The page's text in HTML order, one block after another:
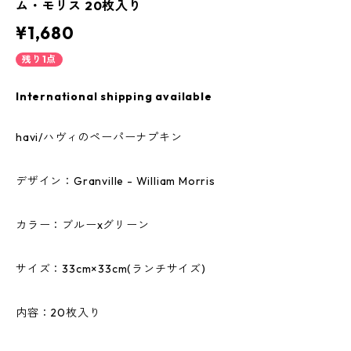
ム・モリス 20枚入り
¥1,680
残り1点
International shipping available
havi/ハヴィのペーパーナプキン
デザイン：Granville - William Morris
カラー：ブルーxグリーン
サイズ：33cm×33cm(ランチサイズ)
内容：20枚入り